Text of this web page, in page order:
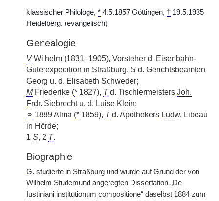
klassischer Philologe, * 4.5.1857 Göttingen, † 19.5.1935
Heidelberg. (evangelisch)
Genealogie
VWilhelm (1831–1905), Vorsteher d. Eisenbahn-
Güterexpedition in Straßburg, S d. Gerichtsbeamten
Georg u. d. Elisabeth Schweder;
MFriederike (* 1827), Td. Tischlermeisters Joh.
Frdr. Siebrecht u. d. Luise Klein;
⚭ 1889 Alma (* 1859), Td. Apothekers Ludw. Libeau
in Hörde;
1 S, 2 T.
Biographie
G. studierte in Straßburg und wurde auf Grund der von
Wilhelm Studemund angeregten Dissertation „De
Iustiniani institutionum compositione“ daselbst 1884 zum